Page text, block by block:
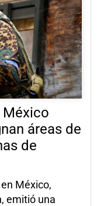
México
áreas de
de
México,
emitió una